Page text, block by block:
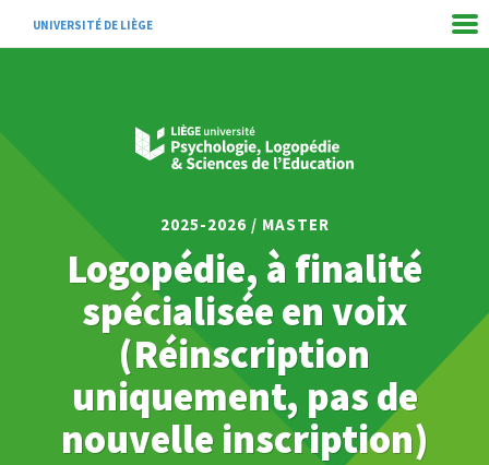
UNIVERSITÉ DE LIÈGE
2025-2026 / MASTER
Logopédie, à finalité
spécialisée en voix
(Réinscription
uniquement, pas de
nouvelle inscription)